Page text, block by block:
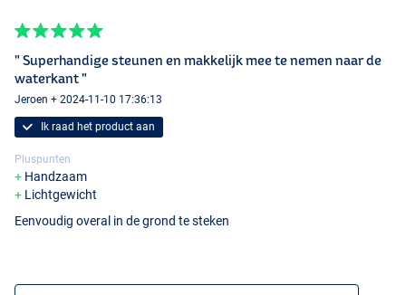
" Superhandige steunen en makkelijk mee te nemen naar de
waterkant "
Jeroen + 2024-11-10 17:36:13
Ik raad het product aan
Pluspunten
Handzaam
Lichtgewicht
Eenvoudig overal in de grond te steken